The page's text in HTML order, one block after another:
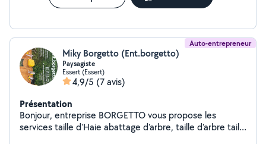
Auto-entrepreneur
Miky Borgetto (Ent.borgetto)
Paysagiste
Essert (Essert)
4,9/5 (7 avis)
Présentation
Bonjour, entreprise BORGETTO vous propose les
services taille d'Haie abattage d'arbre, taille d'arbre taille